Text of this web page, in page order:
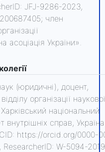
JFJ-9286-2023,
член
асоціація України».
(юридичні), доцент,
організації
Харківський національний
внутрішніх справ,
https://orcid.org/0000-
ResearcherID: W-5094-